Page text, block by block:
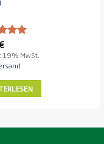
von
19% MwSt.